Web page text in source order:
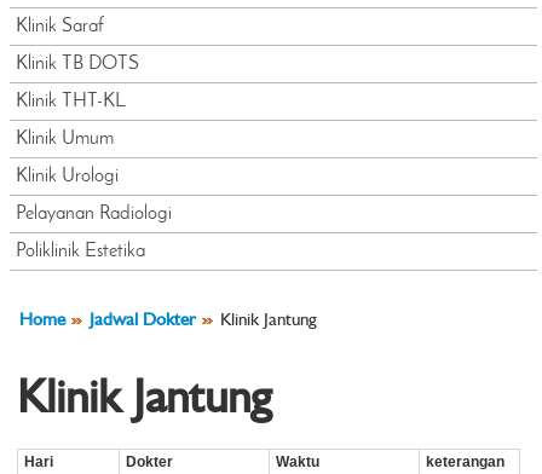
Klinik Saraf
Klinik TB DOTS
Klinik THT-KL
Klinik Umum
Klinik Urologi
Pelayanan Radiologi
Poliklinik Estetika
Home Jadwal Dokter Klinik Jantung
Klinik Jantung
Hari Dokter Waktu
keterangan